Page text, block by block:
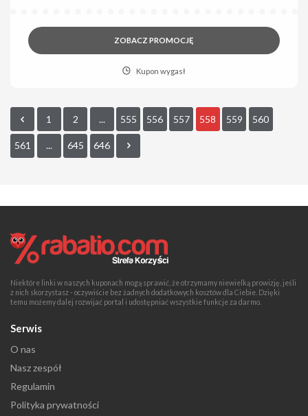
ZOBACZ PROMOCJĘ
Kupon wygasł
1 2 ... 555 556 557 558 559 560
561 ... 645 646
Niektóre linki w naszych kuponach mogą sprawić, że otrzymamy niewielką prowizję, jeśli
z nich skorzystasz - oczywiście bez żadnych dodatkowych kosztów dla Ciebie. Dzięki
temu możemy dalej rozwijać portal i udostępniać wszystkie funkcje za darmo.
Serwis
O nas
Nasz zespół
Regulamin
Polityka prywatności